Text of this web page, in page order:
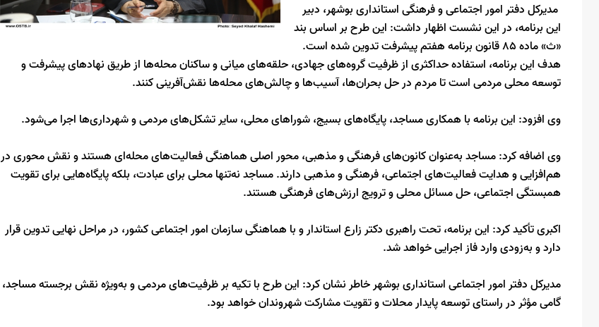
مدیرکل دفتر امور اجتماعی و فرهنگی استانداری بوشهر، دبیر
این برنامه، در این نشست اظهار داشت: این طرح بر اساس بند
«ث» ماده ۸۵ قانون برنامه هفتم پیشرفت تدوین شده است.
هدف این برنامه، استفاده حداکثری از ظرفیت گروه‌های جهادی، حلقه‌های میانی و ساکنان محله‌ها از طریق نهادهای پیشرفت و
توسعه محلی مردمی است تا مردم در حل بحران‌ها، آسیب‌ها و چالش‌های محله‌ها نقش‌آفرینی کنند.
وی افزود: این برنامه با همکاری مساجد، پایگاه‌های بسیج، شوراهای محلی، سایر تشکل‌های مردمی و شهرداری‌ها اجرا می‌شود.
وی اضافه کرد: مساجد به‌عنوان کانون‌های فرهنگی و مذهبی، محور اصلی هماهنگی فعالیت‌های محله‌ای هستند و نقش محوری در
هم‌افزایی و هدایت فعالیت‌های اجتماعی، فرهنگی و مذهبی دارند. مساجد نه‌تنها محلی برای عبادت، بلکه پایگاه‌هایی برای تقویت
همبستگی اجتماعی، حل مسائل محلی و ترویج ارزش‌های فرهنگی هستند.
اکبری تأکید کرد: این برنامه، تحت راهبری دکتر زارع استاندار و با هماهنگی سازمان امور اجتماعی کشور، در مراحل نهایی تدوین قرار
دارد و به‌زودی وارد فاز اجرایی خواهد شد.
مدیرکل دفتر امور اجتماعی استانداری بوشهر خاطر نشان کرد: این طرح با تکیه بر ظرفیت‌های مردمی و به‌ویژه نقش برجسته مساجد،
گامی مؤثر در راستای توسعه پایدار محلات و تقویت مشارکت شهروندان خواهد بود.